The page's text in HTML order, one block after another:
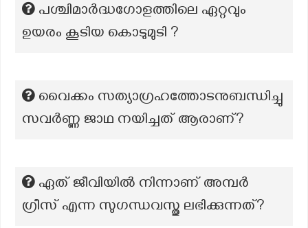
പശ്ചിമാർദ്ധഗോളത്തിലെ ഏറ്റവും
ഉയരം കൂടിയ കൊടുമുടി ?
വൈക്കം സത്യാഗ്രഹത്തോടനുബന്ധിച്ചു
സവര്‍ണ്ണ ജാഥ നയിച്ചത് ആരാണ്?
ഏത് ജീവിയിൽ നിന്നാണ് അമ്പർ
ഗ്രീസ് എന്ന സുഗന്ധവസ്തു ലഭിക്കുന്നത്?